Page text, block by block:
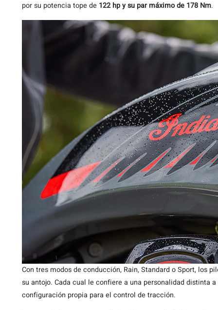
por su potencia tope de 122 hp y su par máximo de 178 Nm.
Con tres modos de conducción, Rain, Standard o Sport, los
su antojo. Cada cual le confiere a una personalidad distinta
configuración propia para el control de tracción.